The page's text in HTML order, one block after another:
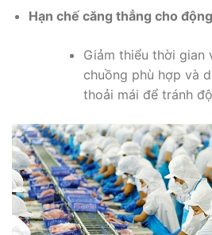
Hạn chế căng thẳng cho
Giảm thiểu thời gian
chuồng phù hợp và
thoải mái để tránh